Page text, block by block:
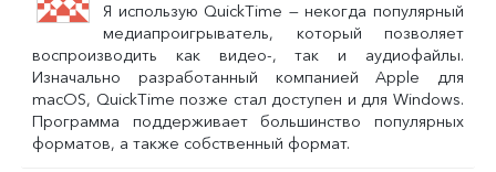
Я использую QuickTime — некогда популярный
медиапроигрыватель, который позволяет
воспроизводить как видео-, так и аудиофайлы.
Изначально разработанный компанией Apple для
macOS, QuickTime позже стал доступен и для Windows.
Программа поддерживает большинство популярных
форматов, а также собственный формат.